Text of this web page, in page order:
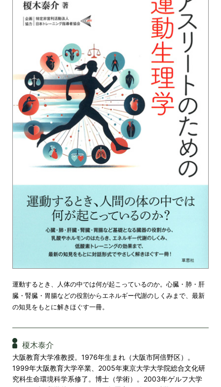
運動するとき、人体の中では何が起こっているのか。心臓・肺・肝
臓・腎臓・胃腸などの役割からエネルギー代謝のしくみまで、最新
の知見をもとに解きほぐす一冊。
榎木泰介
大阪教育大学准教授。1976年生まれ（大阪市阿倍野区）。
1999年大阪教育大学卒業、2005年東京大学大学院総合文化研
究科生命環境科学系修了。博士（学術）。2003年ゲルフ大学